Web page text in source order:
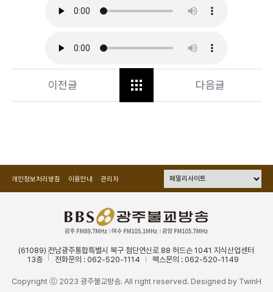
이전글 다음글
개인정보처리방침 이용안내 관리자
(61089) 전남광주통합특별시 북구 첨단연신로 88 허드슨 1041 지식산업센터
13층
전화문의 : 062-520-1114 팩스문의 : 062-520-1149
Copyright ⓒ 2023 광주불교방송. All right reserved. Designed by TwinH